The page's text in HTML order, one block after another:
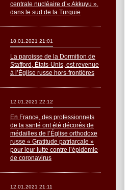
centrale nucléaire d’« Akkuyu »,
dans le sud de la Turquie
18.01.2021 21:01
La paroisse de la Dormition de
Stafford, États-Unis, est revenue
à l’Église russe hors-frontières
12.01.2021 22:12
En France, des professionnels
de la santé ont été décorés de
médailles de l’Église orthodoxe
russe « Gratitude patriarcale »
pour leur lutte contre l’épidémie
de coronavirus
12.01.2021 21:11